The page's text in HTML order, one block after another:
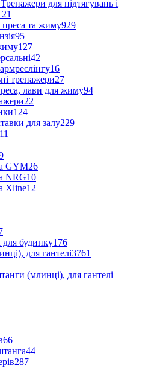
для підтягувань і
21
преса та жиму929
95
127
42
16
тренажери27
лави для жиму94
22
124
для залу229
11
GYM26
NRG10
Xline12
для будинку176
для гантелі3761
(млинці), для гантелі
66
44
287